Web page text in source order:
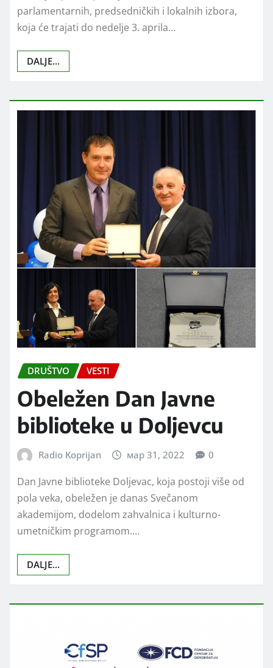
parlamentarnih, predsedničkih i lokalnih izbora,
koja će trajati do nedelje 3. aprila…
DALJE...
DRUŠTVO VESTI
Obeležen Dan Javne
biblioteke u Doljevcu
Radio Koprijan мар 31, 2022 0
Dan Javne biblioteke Doljevac, koja postoji više od
pola veka, obeležen je danas Svečanom
akademijom, dodelom zahvalnica i kulturno-
umetničkim programom.…
DALJE...